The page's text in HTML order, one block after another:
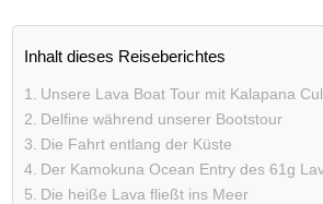
Inhalt dieses Reiseberichtes
Unsere Lava Boat Tour mit Kalapana
Delfine während unserer Bootstour
Die Fahrt entlang der Küste
Der Kamokuna Ocean Entry des 61g
Die heiße Lava fließt ins Meer